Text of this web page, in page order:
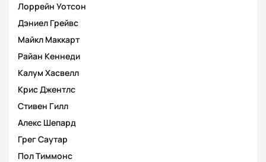
Лоррейн Уотсон
Дэниел Грейвс
Майкл Маккарт
Райан Кеннеди
Калум Хасвелл
Крис Джентлс
Стивен Гилл
Алекс Шепард
Грег Саутар
Пол Тиммонс